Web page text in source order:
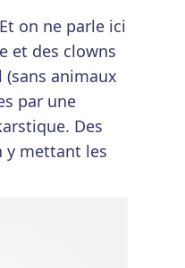
on ne parle ici
et des clowns
(sans animaux
par une
Des
y mettant les